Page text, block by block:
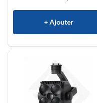
+ Ajouter